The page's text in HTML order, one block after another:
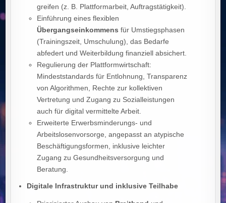
greifen (z. B. Plattformarbeit, Auftragstätigkeit).
Einführung eines flexiblen
Übergangseinkommens für Umstiegsphasen
(Trainingszeit, Umschulung), das Bedarfe
abfedert und Weiterbildung finanziell absichert.
Regulierung der Plattformwirtschaft:
Mindeststandards für Entlohnung, Transparenz
von Algorithmen, Rechte zur kollektiven
Vertretung und Zugang zu Sozialleistungen
auch für digital vermittelte Arbeit.
Erweiterte Erwerbsminderungs‑ und
Arbeitslosenvorsorge, angepasst an atypische
Beschäftigungsformen, inklusive leichter
Zugang zu Gesundheitsversorgung und
Beratung.
Digitale Infrastruktur und inklusive Teilhabe